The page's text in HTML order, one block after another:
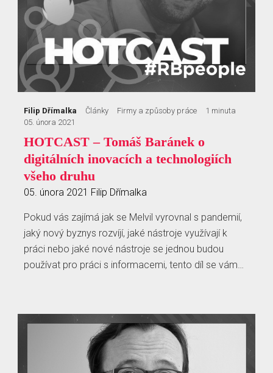
Filip Dřímalka Články Firmy a způsoby práce
1 minuta
05. února 2021
HOTCAST – Tomáš Baránek o
digitálních inovacích a technologiích
všeho druhu
05. února 2021 Filip Dřímalka
Pokud vás zajímá jak se Melvil vyrovnal s pandemií,
jaký nový byznys rozvíjí, jaké nástroje využívají k
práci nebo jaké nové nástroje se jednou budou
používat pro práci s informacemi, tento díl se vám…